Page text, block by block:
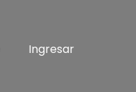
Ingresar